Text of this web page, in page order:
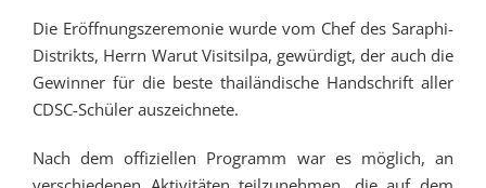
Die Eröffnungszeremonie wurde vom Chef des Saraphi-
Distrikts, Herrn Warut Visitsilpa, gewürdigt, der auch die
Gewinner für die beste thailändische Handschrift aller
CDSC-Schüler auszeichnete.
Nach dem offiziellen Programm war es möglich, an